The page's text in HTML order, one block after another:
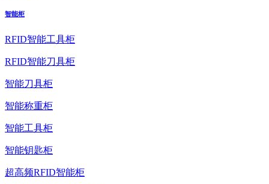
智能柜
RFID智能工具柜
RFID智能刀具柜
智能刀具柜
智能称重柜
智能工具柜
智能钥匙柜
超高频RFID智能柜